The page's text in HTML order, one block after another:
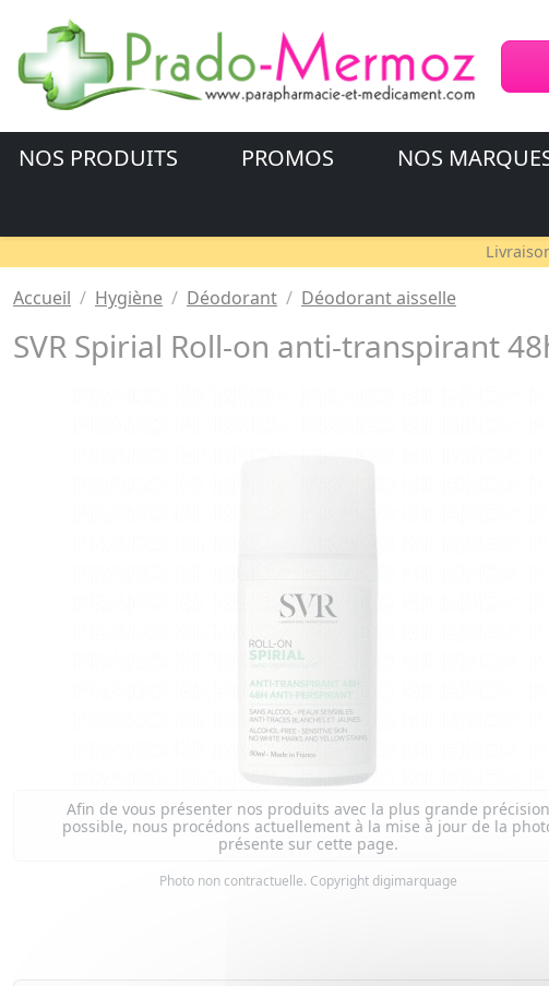
NOS PRODUITS PROMOS NOS
Accueil Hygiène Déodorant Déodorant aisselle
SVR Spirial Roll-on anti-transpirant
Afin de vous présenter nos produits avec la plus grande précision
possible, nous procédons actuellement à la mise à jour de la
présente sur cette page.
Photo non contractuelle. Copyright digimarquage